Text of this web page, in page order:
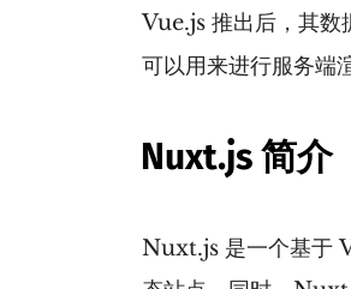
Vue.js 推出后，其数
可以用来进行服务端
Nuxt.js 简介
Nuxt.js 是一个基于